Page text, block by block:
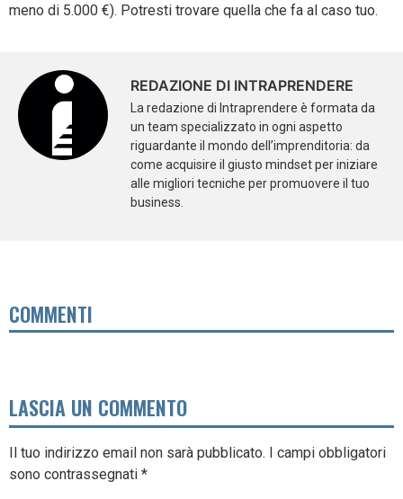
meno di 5.000 €). Potresti trovare quella che fa al caso tuo.
REDAZIONE DI INTRAPRENDERE
La redazione di Intraprendere è formata da
un team specializzato in ogni aspetto
riguardante il mondo dell’imprenditoria: da
come acquisire il giusto mindset per iniziare
alle migliori tecniche per promuovere il tuo
business.
COMMENTI
LASCIA UN COMMENTO
Il tuo indirizzo email non sarà pubblicato. I campi obbligatori
sono contrassegnati *